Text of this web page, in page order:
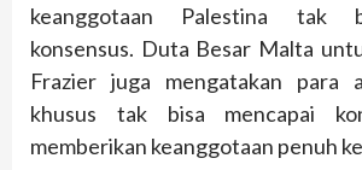
keanggotaan Palestina tak
konsensus. Duta Besar Malta
Frazier juga mengatakan para
khusus tak bisa mencapai
memberikan keanggotaan penuh